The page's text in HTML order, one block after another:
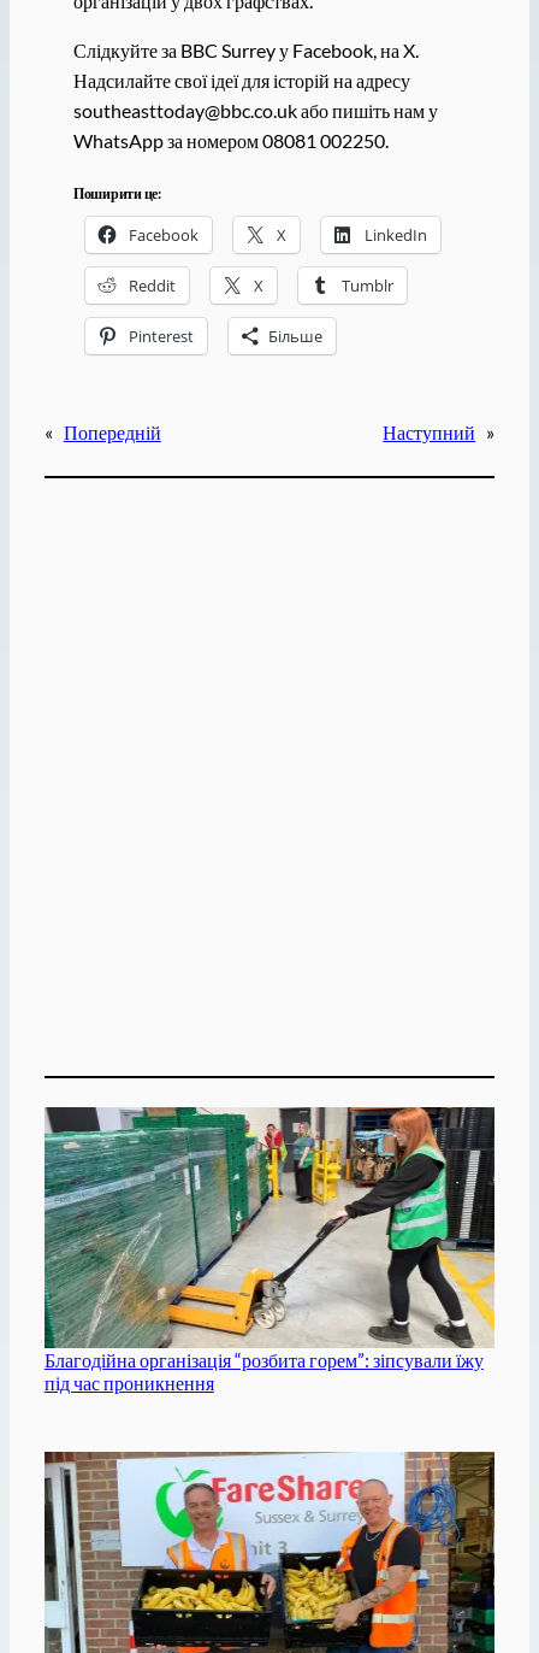
Слідкуйте за BBC Surrey у Facebook, на X.
Надсилайте свої ідеї для історій на адресу
southeasttoday@bbc.co.uk або пишіть нам у
WhatsApp за номером 08081 002250.
Поширити це:
Facebook X LinkedIn
Reddit X Tumblr
Pinterest Більше
« Попередній Наступний »
Благодійна організація “розбита горем”: зіпсували їжу
під час проникнення